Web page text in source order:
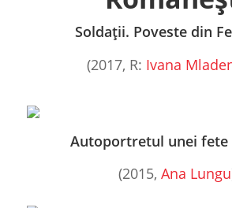
Soldații. Poveste din
(2017, R: Ivana
Autoportretul unei fete
(2015, Ana Lungu